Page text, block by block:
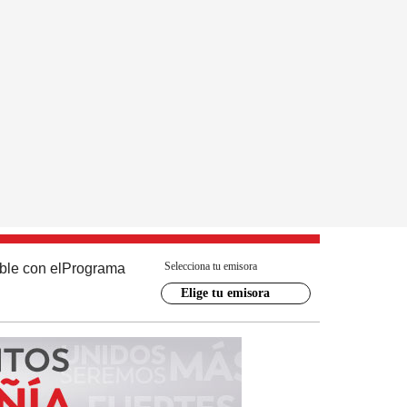
con el Programa Selecciona tu emisora
Elige tu emisora